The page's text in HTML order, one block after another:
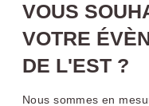
VOUS
VOTRE
DE L'EST ?
Nous sommes en